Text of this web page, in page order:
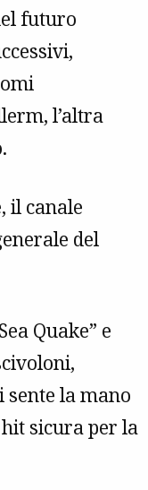
futuro
l’altra
il canale
del
Quake” e
sente la mano
sicura per la